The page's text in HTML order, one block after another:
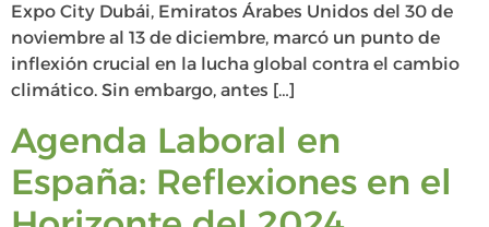
Expo City Dubái, Emiratos Árabes Unidos del 30 de
noviembre al 13 de diciembre, marcó un punto de
inflexión crucial en la lucha global contra el cambio
climático. Sin embargo, antes […]
Agenda Laboral en
España: Reflexiones en el